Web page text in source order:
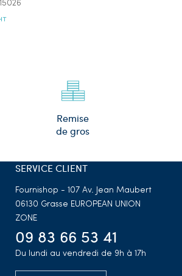
Remise
de gros
SERVICE CLIENT
Fournishop - 107 Av. Jean Maubert
06130 Grasse EUROPEAN UNION
ZONE
09 83 66 53 41
Du lundi au vendredi de 9h à 17h